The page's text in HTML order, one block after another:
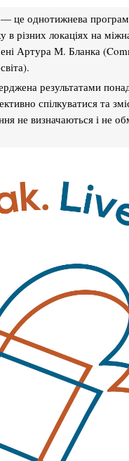
однотижнева програма
різних локаціях на
Артура М. Бланка
результатами
спілкуватися та
не визначаються і не